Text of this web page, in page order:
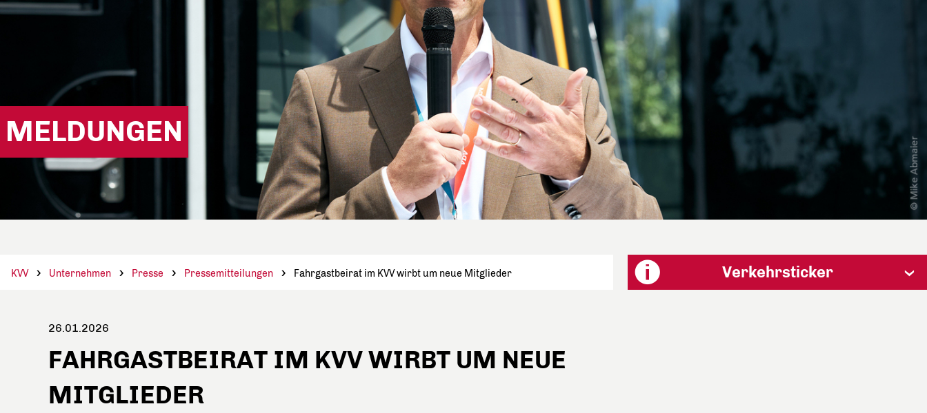
MELDUNGEN
KVV Unternehmen Presse Pressemitteilungen Fahrgastbeirat im KVV wirbt um neue Mitglieder
26.01.2026
FAHRGASTBEIRAT IM KVV WIRBT UM NEUE
MITGLIEDER
Verkehrsticker